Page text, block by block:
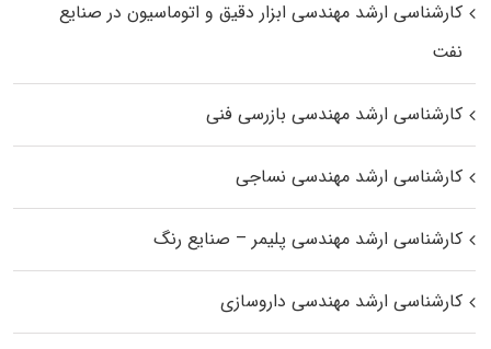
کارشناسی ارشد مهندسی ابزار دقیق و اتوماسیون در صنایع
نفت
کارشناسی ارشد مهندسی بازرسی فنی
کارشناسی ارشد مهندسی نساجی
کارشناسی ارشد مهندسی پلیمر – صنایع رنگ
کارشناسی ارشد مهندسی داروسازی